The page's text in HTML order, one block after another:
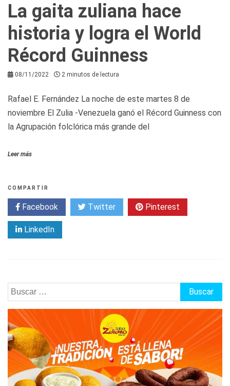
La gaita zuliana hace
historia y logra el World
Récord Guinness
08/11/2022 2 minutos de lectura
Rafael E. Fernández La noche de este martes 8 de
noviembre El Zulia -Venezuela ganó el Récord Guinness con
la Agrupación folclórica más grande del
Leer más
COMPARTIR
Facebook Twitter Pinterest
LinkedIn
Buscar: